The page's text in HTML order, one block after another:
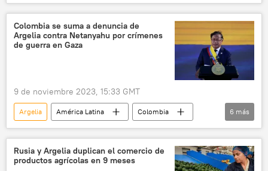
EEUU
Enagás
Gazprom
gas natural licuado (GNL)
Arctic LNG 2
Yamal LNG
seguridad
energía
📈 Mercados y finanzas
Colombia se suma a denuncia de
Argelia contra Netanyahu por crímenes
de guerra en Gaza
9 de noviembre 2023, 15:33 GMT
Argelia América Latina
Colombia
Israel
🛡️ Zonas de conflicto
📰 Conflicto palestino-israelí
Hamás
🌍 Oriente Medio
Gustavo Petro
6 más
Rusia y Argelia duplican el comercio de
productos agrícolas en 9 meses